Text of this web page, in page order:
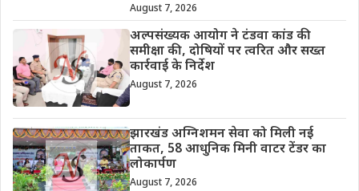
August 7, 2026
अल्पसंख्यक आयोग ने टंडवा कांड की
समीक्षा की, दोषियों पर त्वरित और सख्त
कार्रवाई के निर्देश
August 7, 2026
झारखंड अग्निशमन सेवा को मिली नई
ताकत, 58 आधुनिक मिनी वाटर टेंडर का
लोकार्पण
August 7, 2026